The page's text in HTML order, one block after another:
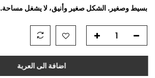
بسيط وصغير. الشكل صغير وأنيق، لا يشغل مساحة. 360...
اضافة الى العربة